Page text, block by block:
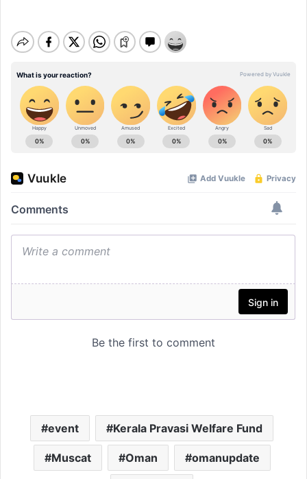
event Kerala Pravasi Welfare Fund
Muscat Oman omanupdate